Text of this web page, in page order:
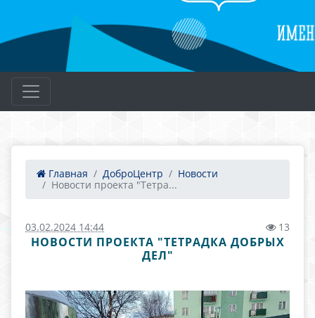
Главная ДоброЦентр
Новости
Новости проекта "Тетра...
03.02.2024 14:44 13
НОВОСТИ ПРОЕКТА "ТЕТРАДКА ДОБРЫХ
ДЕЛ"